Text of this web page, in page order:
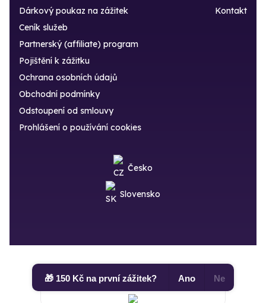
Dárkový poukaz na zážitek
Kontakt
Ceník služeb
Partnerský (affiliate) program
Pojištění k zážitku
Ochrana osobních údajů
Obchodní podmínky
Odstoupení od smlouvy
Prohlášení o používání cookies
Česko
Slovensko
Přijímáme poukázky
🎁 150 Kč na první zážitek? Ano Ne